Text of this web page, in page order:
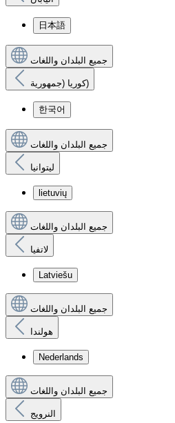
日本語
جميع البلدان واللغات
كوريا (جمهورية)
한국어
جميع البلدان واللغات
ليتوانيا
lietuvių
جميع البلدان واللغات
لاتفيا
Latviešu
جميع البلدان واللغات
هولندا
Nederlands
جميع البلدان واللغات
النرويج